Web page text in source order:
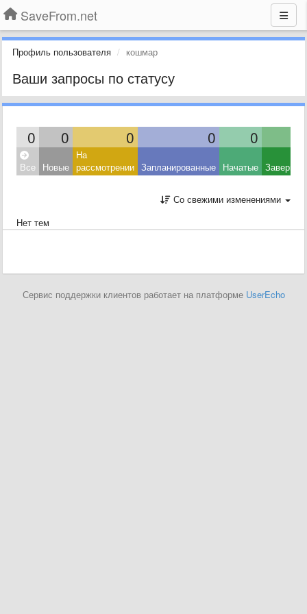
SaveFrom.net
Профиль пользователя кошмар
Ваши запросы по статусу
0 0 0 0 0
Все Новые
На
рассмотрении Запланированные Начатые
Со свежими изменениями
Нет тем
Сервис поддержки клиентов работает на платформе UserEcho